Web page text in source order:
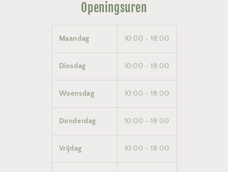
Openingsuren
Maandag 10:00 - 18:00
Dinsdag 10:00 - 18:00
Woensdag 10:00 - 18:00
Donderdag 10:00 - 18:00
Vrijdag 10:00 - 18:00